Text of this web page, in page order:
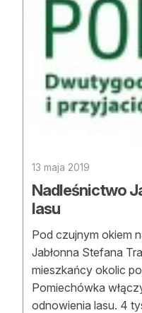
Strefa eksperta
Auto do lasu
Dla drwala
Leśnik na
Edukacja
Lasy prywatne
O nas
100 lat „Lasu
Prenumerata
13 maja 2019
Nadleśnictwo
lasu
Pod czujnym okiem
Jabłonna Stefana
mieszkańcy okolic
Pomiechówka
odnowienia lasu. 4